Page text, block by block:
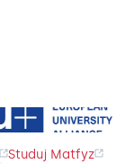
Studuj Matfyz